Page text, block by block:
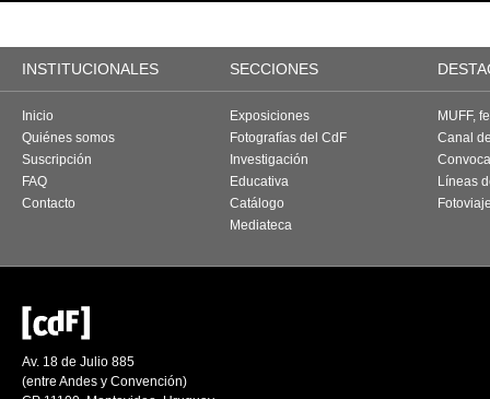
INSTITUCIONALES SECCIONES
Inicio
Quiénes somos
Suscripción
FAQ
Contacto
Exposiciones
Fotografías del CdF
Investigación
Educativa
Catálogo
Mediateca
MUFF,
Canal
Líneas
Av. 18 de Julio 885
(entre Andes y Convención)